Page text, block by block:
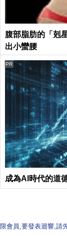
腹部脂肪的「剋
出小蠻腰
成為AI時代的道
PR
限會員,要發表迴響,請